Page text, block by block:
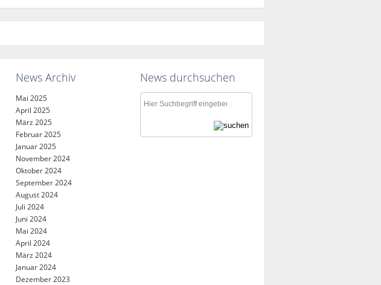
News Archiv
Mai 2025
April 2025
März 2025
Februar 2025
Januar 2025
November 2024
Oktober 2024
September 2024
August 2024
Juli 2024
Juni 2024
Mai 2024
April 2024
März 2024
Januar 2024
Dezember 2023
News durchsuchen